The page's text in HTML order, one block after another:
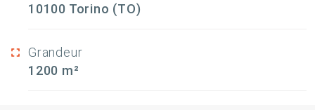
10100 Torino (TO)
Grandeur
1200 m²